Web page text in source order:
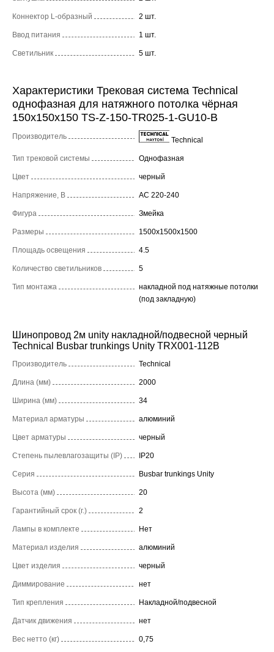
Коннектор L-образный 2 шт.
Ввод питания 1 шт.
Светильник 5 шт.
Характеристики Трековая система Technical
однофазная для натяжного потолка чёрная
150x150x150 TS-Z-150-TR025-1-GU10-B
Производитель Technical
Тип трековой системы Однофазная
Цвет черный
Напряжение, В AC 220-240
Фигура Змейка
Размеры 1500x1500x1500
Площадь освещения 4.5
Количество светильников 5
Тип монтажа
накладной под натяжные потолки
(под закладную)
Шинопровод 2м unity накладной/подвесной черный
Technical Busbar trunkings Unity TRX001-112B
Производитель Technical
Длина (мм) 2000
Ширина (мм) 34
Материал арматуры алюминий
Цвет арматуры черный
Степень пылевлагозащиты (IP) IP20
Серия Busbar trunkings Unity
Высота (мм) 20
Гарантийный срок (г.) 2
Лампы в комплекте Нет
Материал изделия алюминий
Цвет изделия черный
Диммирование нет
Тип крепления Накладной/подвесной
Датчик движения нет
Вес нетто (кг) 0,75